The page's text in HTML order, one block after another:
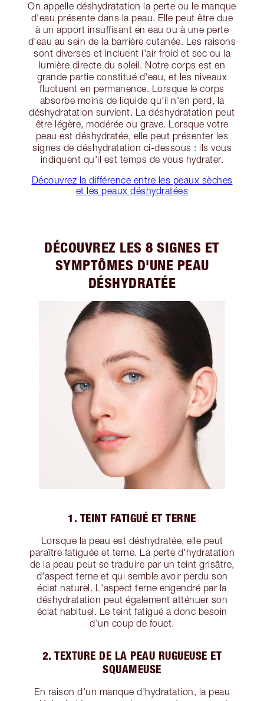
On appelle déshydratation la perte ou le manque
d'eau présente dans la peau. Elle peut être due
à un apport insuffisant en eau ou à une perte
d'eau au sein de la barrière cutanée. Les raisons
sont diverses et incluent l'air froid et sec ou la
lumière directe du soleil. Notre corps est en
grande partie constitué d'eau, et les niveaux
fluctuent en permanence. Lorsque le corps
absorbe moins de liquide qu'il n'en perd, la
déshydratation survient. La déshydratation peut
être légère, modérée ou grave. Lorsque votre
peau est déshydratée, elle peut présenter les
signes de déshydratation ci-dessous : ils vous
indiquent qu'il est temps de vous hydrater.
Découvrez la différence entre les peaux sèches
et les peaux déshydratées
DÉCOUVREZ LES 8 SIGNES ET
SYMPTÔMES D'UNE PEAU
DÉSHYDRATÉE
1. TEINT FATIGUÉ ET TERNE
Lorsque la peau est déshydratée, elle peut
paraître fatiguée et terne. La perte d'hydratation
de la peau peut se traduire par un teint grisâtre,
d'aspect terne et qui semble avoir perdu son
éclat naturel. L'aspect terne engendré par la
déshydratation peut également atténuer son
éclat habituel. Le teint fatigué a donc besoin
d'un coup de fouet.
2. TEXTURE DE LA PEAU RUGUEUSE ET
SQUAMEUSE
En raison d'un manque d'hydratation, la peau